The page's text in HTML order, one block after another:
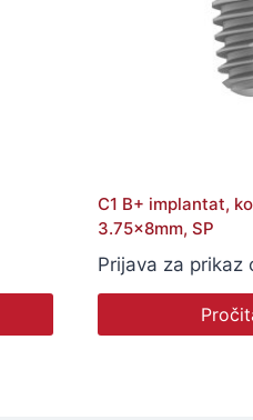
C1 B+ implantat,
3.75x8mm, SP
Prijava za prikaz